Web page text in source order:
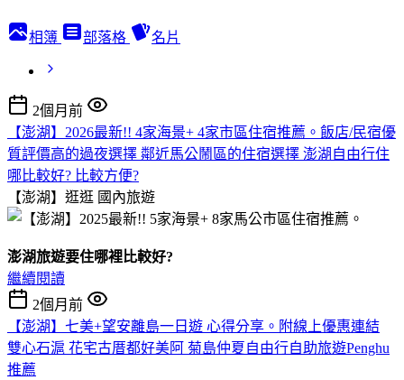
相簿 部落格 名片
2個月前
【澎湖】2026最新!! 4家海景+ 4家市區住宿推薦。飯店/民宿優
質評價高的過夜選擇 鄰近馬公鬧區的住宿選擇 澎湖自由行住
哪比較好? 比較方便?
【澎湖】逛逛 國內旅遊
澎湖旅遊要住哪裡比較好?
繼續閱讀
2個月前
【澎湖】七美+望安離島一日遊 心得分享。附線上優惠連結
雙心石滬 花宅古厝都好美阿 菊島仲夏自由行自助旅遊Penghu
推薦